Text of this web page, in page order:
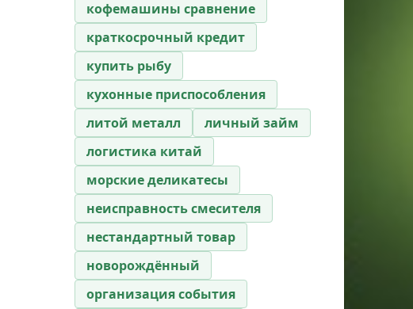
кофемашины сравнение
краткосрочный кредит
купить рыбу
кухонные приспособления
литой металл
личный займ
логистика китай
морские деликатесы
неисправность смесителя
нестандартный товар
новорождённый
организация события